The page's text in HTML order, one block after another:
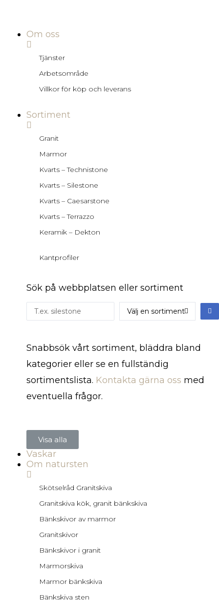
Om oss
Tjänster
Arbetsområde
Villkor för köp och leverans
Sortiment
Granit
Marmor
Kvarts – Technistone
Kvarts – Silestone
Kvarts – Caesarstone
Kvarts – Terrazzo
Keramik – Dekton
Kantprofiler
Sök på webbplatsen eller sortiment
Snabbsök vårt sortiment, bläddra bland
kategorier eller se en fullständig
sortimentslista. Kontakta gärna oss med
eventuella frågor.
Visa alla
Vaskar
Om natursten
Skötselråd Granitskiva
Granitskiva kök, granit bänkskiva
Bänkskivor av marmor
Granitskivor
Bänkskivor i granit
Marmorskiva
Marmor bänkskiva
Bänkskiva sten